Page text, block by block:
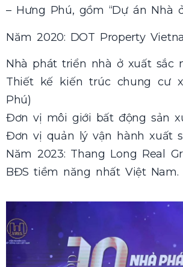
– Hưng Phú, gồm “Dự án Nhà
Năm 2020: DOT Property
Nhà phát triển nhà ở xuất sắc
Thiết kế kiến trúc chung cư
Phú)
Đơn vị môi giới bất động sản
Đơn vị quản lý vận hành xuất
Năm 2023: Thang Long Real
BĐS tiềm năng nhất Việt Nam.